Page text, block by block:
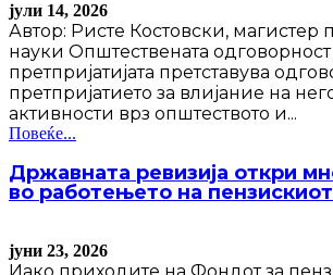
јули 14, 2026
Автор: Ристе Костовски, магистер
науки Општествената одговорност
претпријатијата претставува
претпријатието за влијание на
активности врз општеството и...
Повеќе...
Државната ревизија откри
во работењето на
јуни 23, 2026